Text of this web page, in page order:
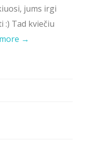
jums irgi
:) Tad kviečiu
→